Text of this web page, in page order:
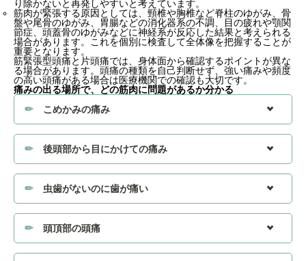
り除かないと再発しやすいと考えています。
筋肉が緊張する原因としては、頸椎や胸椎など脊柱のゆがみ、骨
盤や尾骨のゆがみ、胃腸などの消化器系の不調、目の疲れや顎関
節症、頭蓋骨のゆがみなどに神経系が反応した結果と考えられる
場合があります。これを個別に検査して全体像を把握することが
重要となります。
筋緊張型頭痛と片頭痛では、身体面から確認するポイントが異な
る場合があります。頭痛の種類を自己判断せず、強い痛みや頻度
の高い頭痛がある場合は医療機関での確認も大切です。
痛みの出る場所で、どの筋肉に問題があるか分かる
こめかみの痛み
後頭部から目にかけての痛み
虫歯がないのに歯が痛い
頭頂部の頭痛